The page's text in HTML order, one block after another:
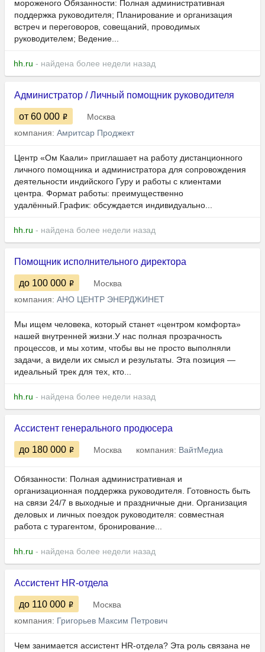
мороженого Обязанности: Полная административная
поддержка руководителя; Планирование и организация
встреч и переговоров, совещаний, проводимых
руководителем; Ведение...
hh.ru - найдена более недели назад
Администратор / Личный помощник руководителя
от 60 000
Москва
компания: Амритсар Проджект
Центр «Ом Каали» приглашает на работу дистанционного
личного помощника и администратора для сопровождения
деятельности индийского Гуру и работы с клиентами
центра. Формат работы: преимущественно
удалённый.График: обсуждается индивидуально...
hh.ru - найдена более недели назад
Помощник исполнительного директора
до 100 000
Москва
компания: АНО ЦЕНТР ЭНЕРДЖИНЕТ
Мы ищем человека, который станет «центром комфорта»
нашей внутренней жизни.У нас полная прозрачность
процессов, и мы хотим, чтобы вы не просто выполняли
задачи, а видели их смысл и результаты. Эта позиция —
идеальный трек для тех, кто...
hh.ru - найдена более недели назад
Ассистент генерального продюсера
до 180 000 Москва компания: ВайтМедиа
Обязанности: Полная административная и
организационная поддержка руководителя. Готовность быть
на связи 24/7 в выходные и праздничные дни. Организация
деловых и личных поездок руководителя: совместная
работа с турагентом, бронирование...
hh.ru - найдена более недели назад
Ассистент HR-отдела
до 110 000
Москва
компания: Григорьев Максим Петрович
Чем занимается ассистент HR-отдела? Эта роль связана не